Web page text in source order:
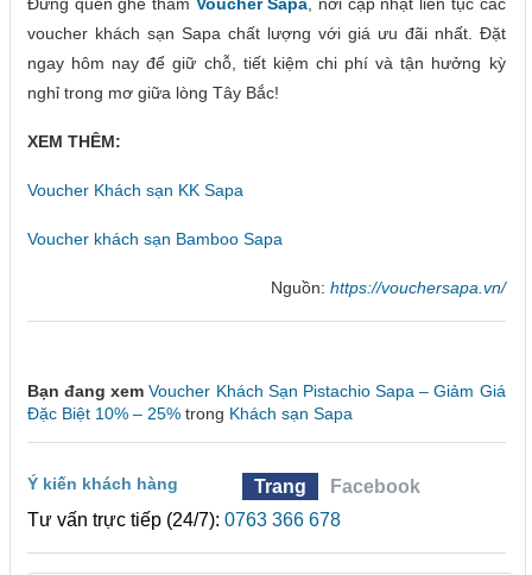
voucher khách sạn Sapa chất lượng với giá ưu đãi nhất. Đặt
ngay hôm nay để giữ chỗ, tiết kiệm chi phí và tận hưởng kỳ
nghỉ trong mơ giữa lòng Tây Bắc!
XEM THÊM:
Voucher Khách sạn KK Sapa
Voucher khách sạn Bamboo Sapa
Nguồn: https://vouchersapa.vn/
Bạn đang xem Voucher Khách Sạn Pistachio Sapa – Giảm Giá
Đặc Biệt 10% – 25% trong Khách sạn Sapa
Ý kiến khách hàng Trang
Facebook
Tư vấn trực tiếp (24/7): 0763 366 678